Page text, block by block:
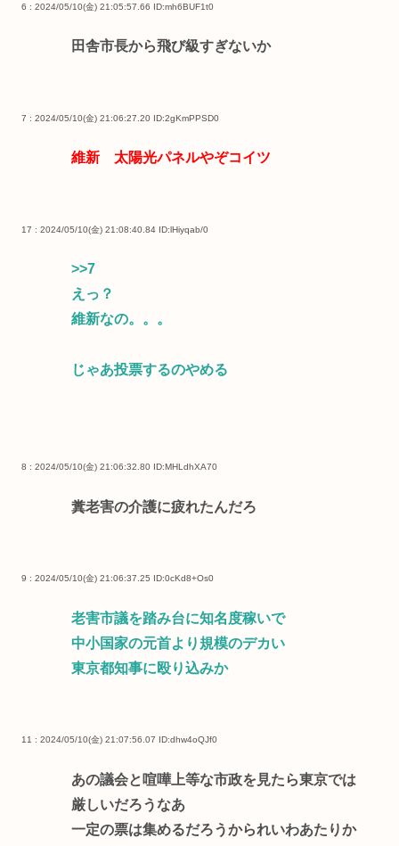
6 : 2024/05/10(金) 21:05:57.66 ID:mh6BUF1t0
田舎市長から飛び級すぎないか
7 : 2024/05/10(金) 21:06:27.20 ID:2gKmPPSD0
維新 太陽光パネルやぞコイツ
17 : 2024/05/10(金) 21:08:40.84 ID:lHiyqab/0
>>7
えっ？
維新なの。。。
じゃあ投票するのやめる
8 : 2024/05/10(金) 21:06:32.80 ID:MHLdhXA70
糞老害の介護に疲れたんだろ
9 : 2024/05/10(金) 21:06:37.25 ID:0cKd8+Os0
老害市議を踏み台に知名度稼いで
中小国家の元首より規模のデカい
東京都知事に殴り込みか
11 : 2024/05/10(金) 21:07:56.07 ID:dhw4oQJf0
あの議会と喧嘩上等な市政を見たら東京では
厳しいだろうなあ
一定の票は集めるだろうかられいわあたりか